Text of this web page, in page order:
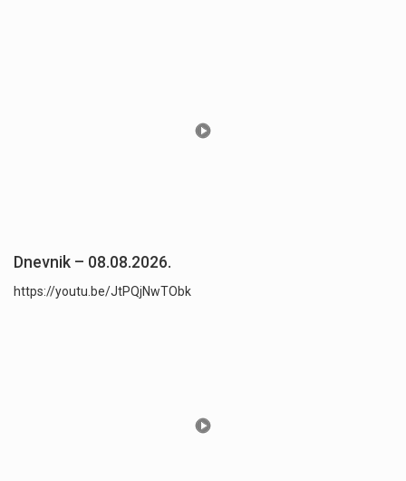
Dnevnik – 08.08.2026.
https://youtu.be/JtPQjNwTObk